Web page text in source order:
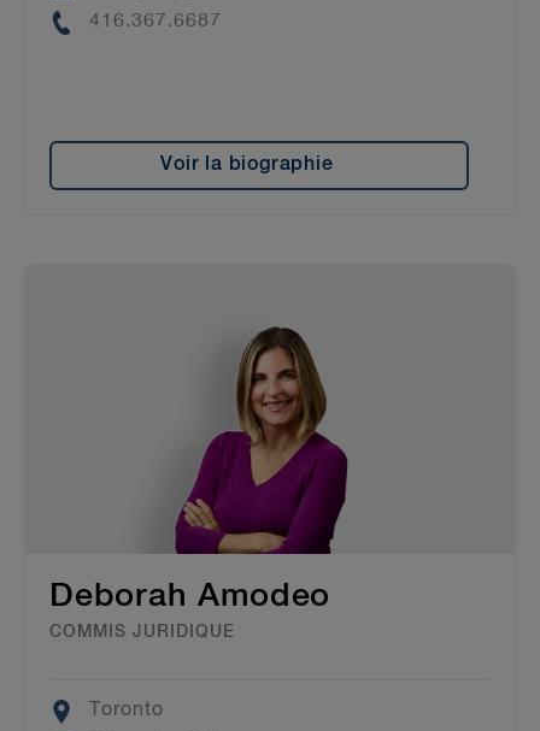
Phone
416.367.6687
Voir la biographie
Deborah Amodeo
COMMIS JURIDIQUE
Location
Toronto